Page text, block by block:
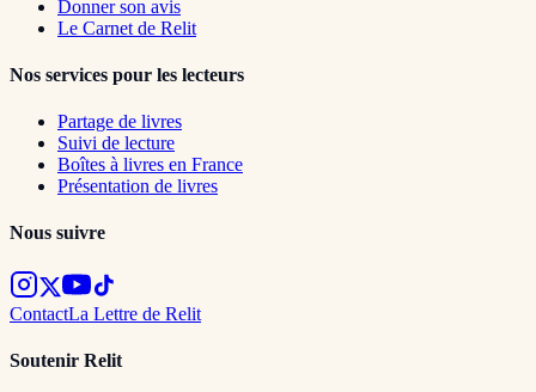
Donner son avis
Le Carnet de Relit
Nos services pour les lecteurs
Partage de livres
Suivi de lecture
Boîtes à livres en France
Présentation de livres
Nous suivre
ContactLa Lettre de Relit
Soutenir Relit